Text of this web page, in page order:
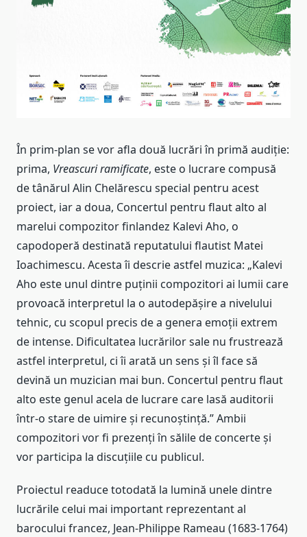
În prim-plan se vor afla două lucrări în primă audiție:
prima, Vreascuri ramificate, este o lucrare compusă
de tânărul Alin Chelărescu special pentru acest
proiect, iar a doua, Concertul pentru flaut alto al
marelui compozitor finlandez Kalevi Aho, o
capodoperă destinată reputatului flautist Matei
Ioachimescu. Acesta îi descrie astfel muzica: „Kalevi
Aho este unul dintre puținii compozitori ai lumii care
provoacă interpretul la o autodepășire a nivelului
tehnic, cu scopul precis de a genera emoții extrem
de intense. Dificultatea lucrărilor sale nu frustrează
astfel interpretul, ci îi arată un sens și îl face să
devină un muzician mai bun. Concertul pentru flaut
alto este genul acela de lucrare care lasă auditorii
într-o stare de uimire și recunoștință.” Ambii
compozitori vor fi prezenți în sălile de concerte și
vor participa la discuțiile cu publicul.
Proiectul readuce totodată la lumină unele dintre
lucrările celui mai important reprezentant al
barocului francez, Jean-Philippe Rameau (1683-1764)